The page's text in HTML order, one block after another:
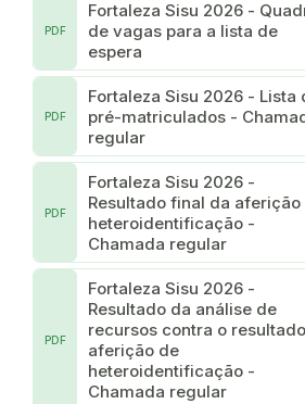
Fortaleza Sisu 2026 -
de vagas para a lista de
espera
PDF
Fortaleza Sisu 2026 - Lista
pré-matriculados -
regular
PDF
Fortaleza Sisu 2026 -
Resultado final da aferição
heteroidentificação -
Chamada regular
PDF
Fortaleza Sisu 2026 -
Resultado da análise de
recursos contra o
aferição de
heteroidentificação -
Chamada regular
PDF